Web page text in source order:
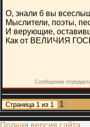
О, знали б вы
Мыслители, поэты,
И верующие,
Как от ВЕЛИЧИЯ
Сообщение
Страница 1 из 1 1
Полная версия сайта